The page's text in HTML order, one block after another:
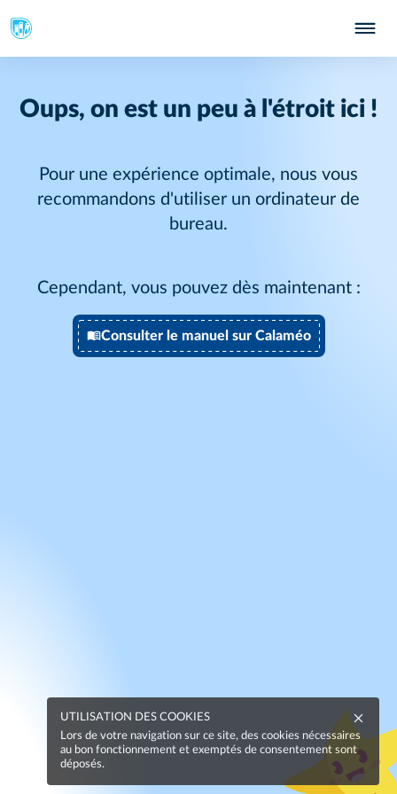
Oups, on est un peu à l'étroit ici !
Pour une expérience optimale, nous vous
recommandons d'utiliser un ordinateur de
bureau.
Cependant, vous pouvez dès maintenant :
Consulter le manuel sur Calaméo
UTILISATION DES COOKIES
Lors de votre navigation sur ce site, des cookies nécessaires
au bon fonctionnement et exemptés de consentement sont
déposés.